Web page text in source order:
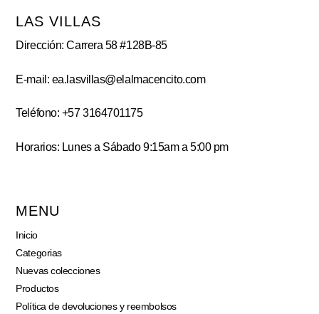
LAS VILLAS
Dirección: Carrera 58 #128B-85
E-mail: ea.lasvillas@elalmacencito.com
Teléfono: +57 3164701175
Horarios: Lunes a Sábado 9:15am a 5:00 pm
MENU
Inicio
Categorias
Nuevas colecciones
Productos
Política de devoluciones y reembolsos